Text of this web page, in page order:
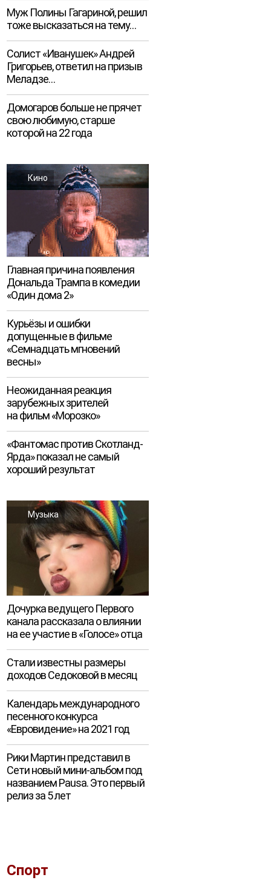
Муж Полины Гагариной, решил
тоже высказаться на тему…
Солист «Иванушек» Андрей
Григорьев, ответил на призыв
Меладзе…
Домогаров больше не прячет
свою любимую, старше
которой на 22 года
Главная причина появления
Дональда Трампа в комедии
«Один дома 2»
Курьёзы и ошибки
допущенные в фильме
«Семнадцать мгновений
весны»
Неожиданная реакция
зарубежных зрителей
на фильм «Морозко»
«Фантомас против Скотланд-
Ярда» показал не самый
хороший результат
Кино
Дочурка ведущего Первого
канала рассказала о влиянии
на ее участие в «Голосе» отца
Стали известны размеры
доходов Седоковой в месяц
Календарь международного
песенного конкурса
«Евровидение» на 2021 год
Рики Мартин представил в
Сети новый мини-альбом под
названием Pausa. Это первый
релиз за 5 лет
Музыка
Спорт